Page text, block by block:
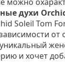
духи
Soleil Tom
и хочет